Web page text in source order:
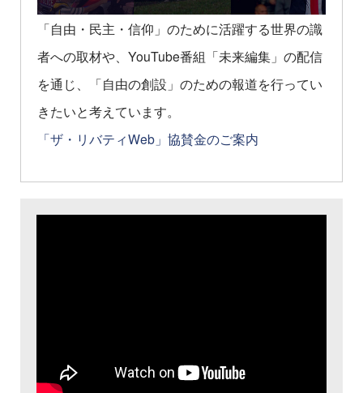
「自由・民主・信仰」のために活躍する世界の識
者への取材や、YouTube番組「未来編集」の配信
を通じ、「自由の創設」のための報道を行ってい
きたいと考えています。
「ザ・リバティWeb」協賛金のご案内